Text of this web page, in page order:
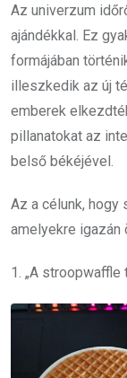
Az univerzum
ajándékkal. Ez
formájában
illeszkedik az új
emberek
pillanatokat az
belső békéjével.
Az a célunk, hogy
amelyekre igazán
1. „A